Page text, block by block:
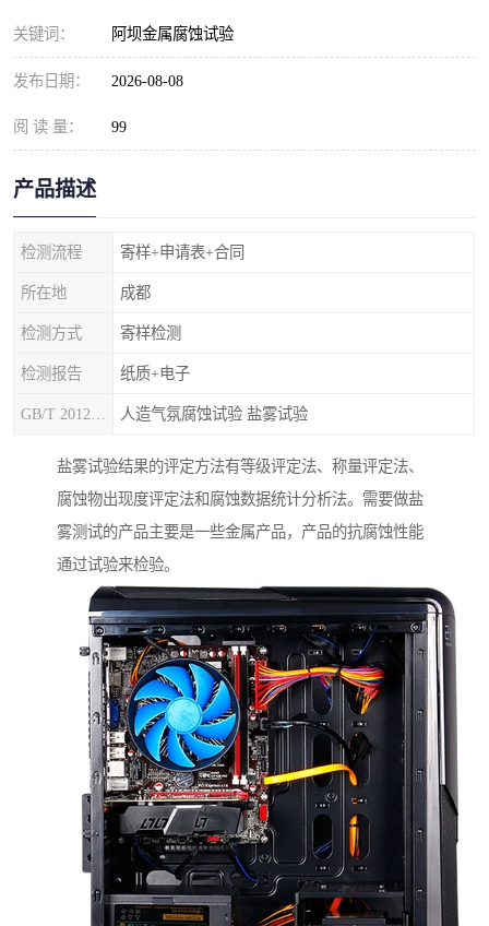
关键词： 阿坝金属腐蚀试验
发布日期： 2026-08-08
阅 读 量： 99
产品描述
检测流程 寄样+申请表+合同
所在地 成都
检测方式 寄样检测
检测报告 纸质+电子
人造气氛腐蚀试验 盐雾试验
盐雾试验结果的评定方法有等级评定法、称量评定法、
腐蚀物出现度评定法和腐蚀数据统计分析法。需要做盐
雾测试的产品主要是一些金属产品，产品的抗腐蚀性能
通过试验来检验。